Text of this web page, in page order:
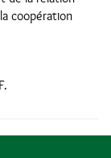
coopération